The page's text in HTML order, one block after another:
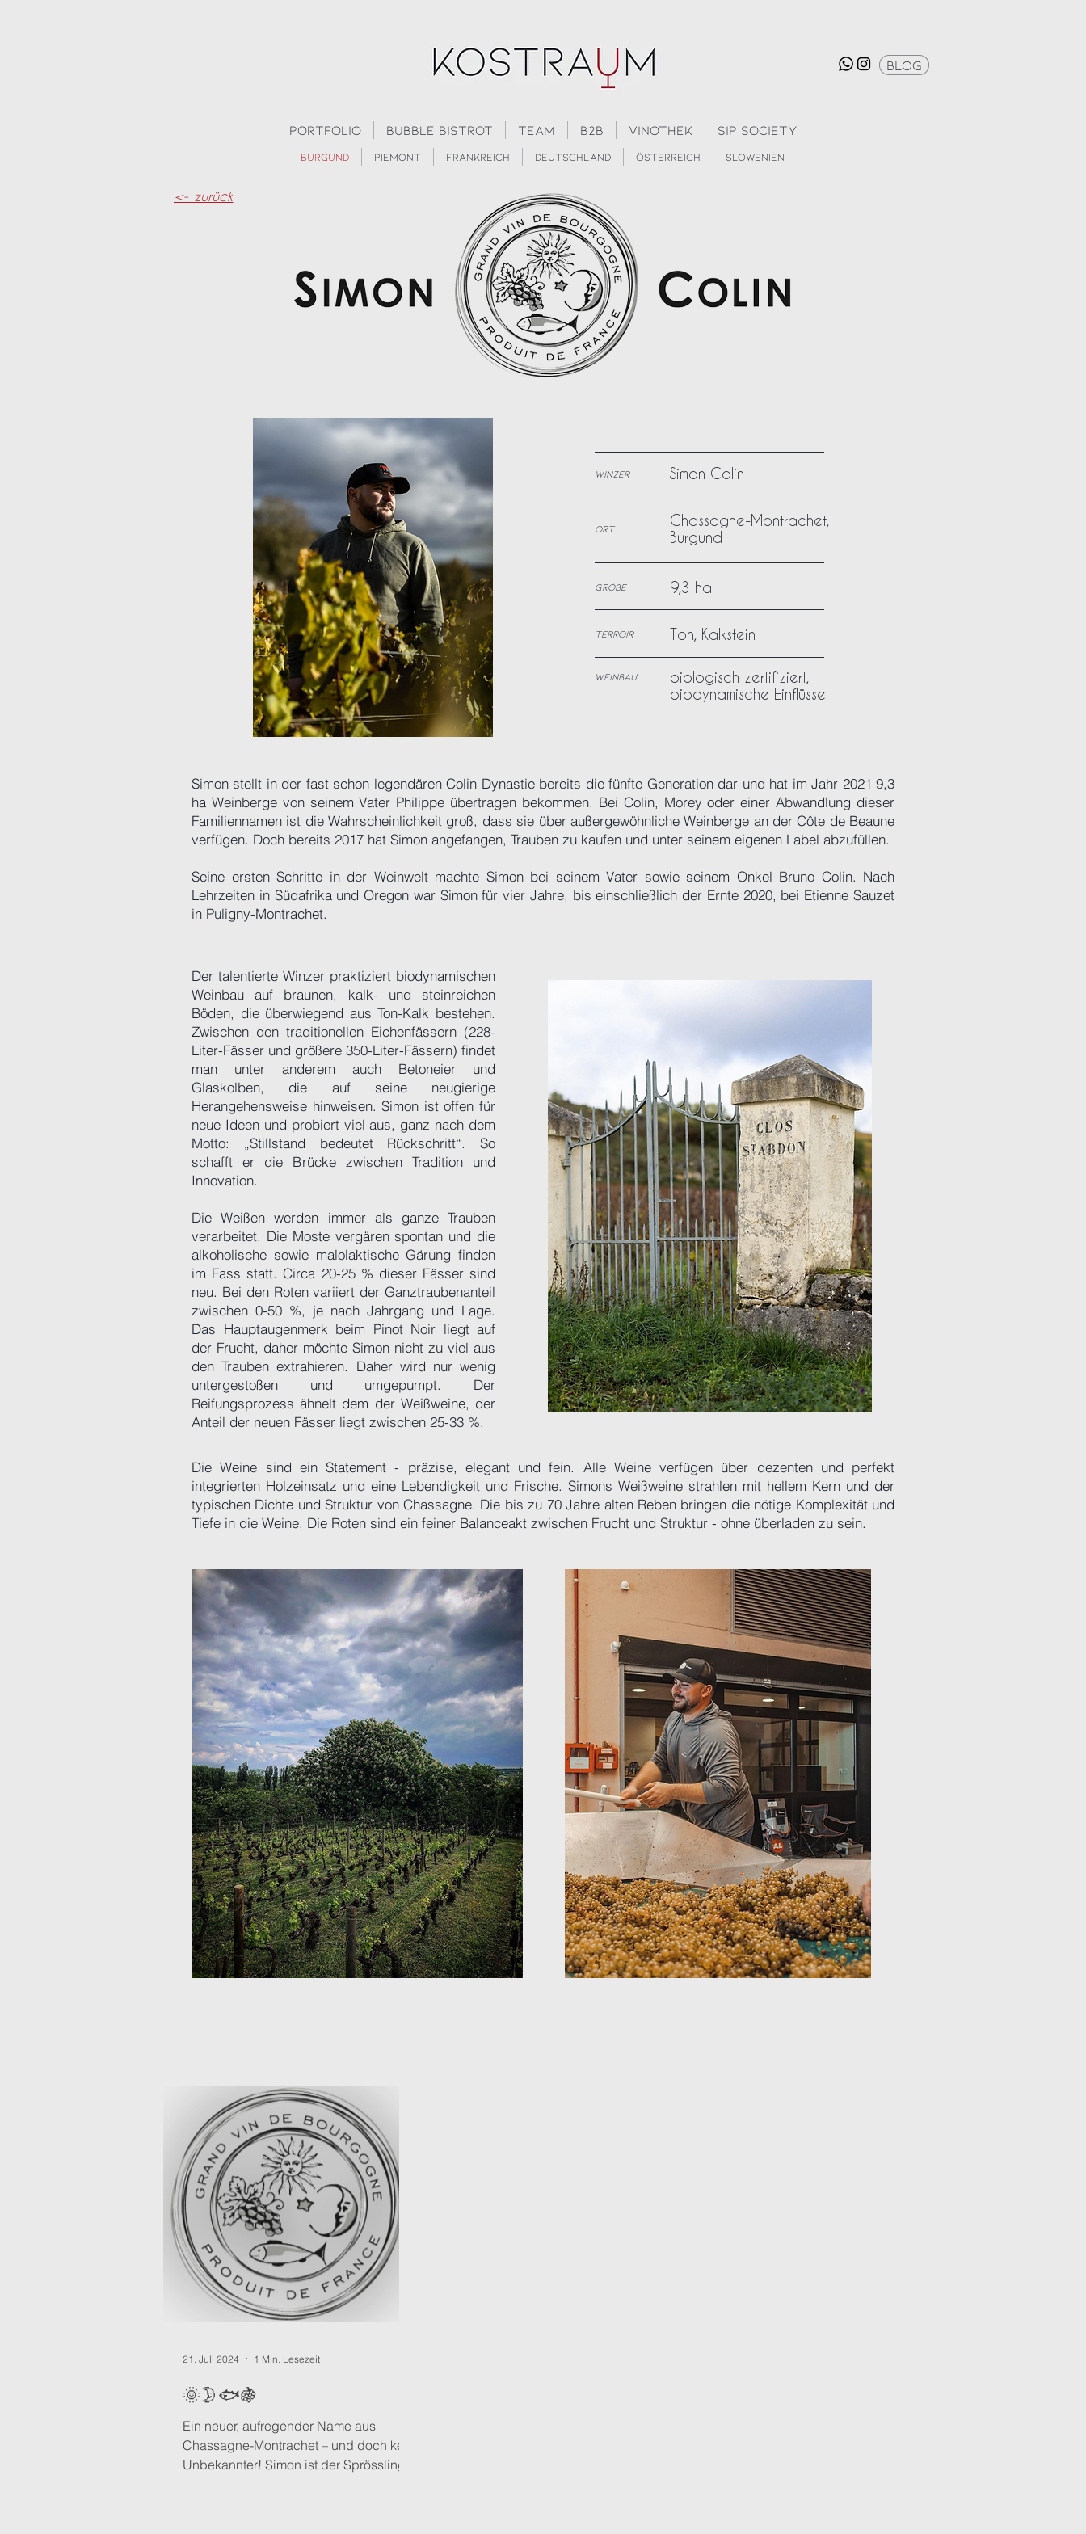
Blog
Portfolio Bubble Bistrot Team B2B Vinothek Sip Society
Burgund Piemont Frankreich Deutschland Österreich Slowenien
<- zurück
Winzer Simon Colin
Ort
Chassagne-Montrachet,
Burgund
Größe 9,3 ha
Terroir Ton, Kalkstein
Weinbau
biologisch zertifiziert,
biodynamische Einflüsse
Simon stellt in der fast schon legendären Colin Dynastie bereits die fünfte Generation dar und hat im Jahr 2021 9,3
ha Weinberge von seinem Vater Philippe übertragen bekommen. Bei Colin, Morey oder einer Abwandlung dieser
Familiennamen ist die Wahrscheinlichkeit groß, dass sie über außergewöhnliche Weinberge an der Côte de Beaune
verfügen. Doch bereits 2017 hat Simon angefangen, Trauben zu kaufen und unter seinem eigenen Label abzufüllen.
Seine ersten Schritte in der Weinwelt machte Simon bei seinem Vater sowie seinem Onkel Bruno Colin. Nach
Lehrzeiten in Südafrika und Oregon war Simon für vier Jahre, bis einschließlich der Ernte 2020, bei Etienne Sauzet
in Puligny-Montrachet.
Der talentierte Winzer praktiziert biodynamischen
Weinbau auf braunen, kalk- und steinreichen
Böden, die überwiegend aus Ton-Kalk bestehen.
Zwischen den traditionellen Eichenfässern (228-
Liter-Fässer und größere 350-Liter-Fässern) findet
man unter anderem auch Betoneier und
Glaskolben, die auf seine neugierige
Herangehensweise hinweisen. Simon ist offen für
neue Ideen und probiert viel aus, ganz nach dem
Motto: „Stillstand bedeutet Rückschritt“. So
schafft er die Brücke zwischen Tradition und
Innovation.
Die Weißen werden immer als ganze Trauben
verarbeitet. Die Moste vergären spontan und die
alkoholische sowie malolaktische Gärung finden
im Fass statt. Circa 20-25 % dieser Fässer sind
neu. Bei den Roten variiert der Ganztraubenanteil
zwischen 0-50 %, je nach Jahrgang und Lage.
Das Hauptaugenmerk beim Pinot Noir liegt auf
der Frucht, daher möchte Simon nicht zu viel aus
den Trauben extrahieren. Daher wird nur wenig
untergestoßen und umgepumpt. Der
Reifungsprozess ähnelt dem der Weißweine, der
Anteil der neuen Fässer liegt zwischen 25-33 %.
Die Weine sind ein Statement - präzise, elegant und fein. Alle Weine verfügen über dezenten und perfekt
integrierten Holzeinsatz und eine Lebendigkeit und Frische. Simons Weißweine strahlen mit hellem Kern und der
typischen Dichte und Struktur von Chassagne. Die bis zu 70 Jahre alten Reben bringen die nötige Komplexität und
Tiefe in die Weine. Die Roten sind ein feiner Balanceakt zwischen Frucht und Struktur - ohne überladen zu sein.
🌞🌛🐟🍇
Ein neuer, aufregender Name aus
Chassagne-Montrachet – und doch kein
Unbekannter! Simon ist der Sprössling
21. Juli 2024 1 Min. Lesezeit